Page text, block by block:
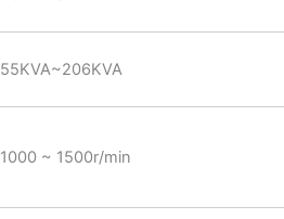
55KVA~206KVA
1000 ~ 1500r/min